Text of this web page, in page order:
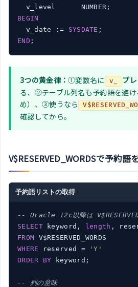
BEGIN
  v_date :=
SYSDATE
END
3つの黄金律：①変数名に v_ プ
る、②テーブル列名も予約語を避
め）、③使うなら
確認してから。
V$RESERVED_WORDSで予約語
予約語リストの取得
-- Oracle 12c以降は
SELECT keyword, length ,
FROM
WHERE reserved =
'Y'
ORDER
BY keyword;
-- 列の意味